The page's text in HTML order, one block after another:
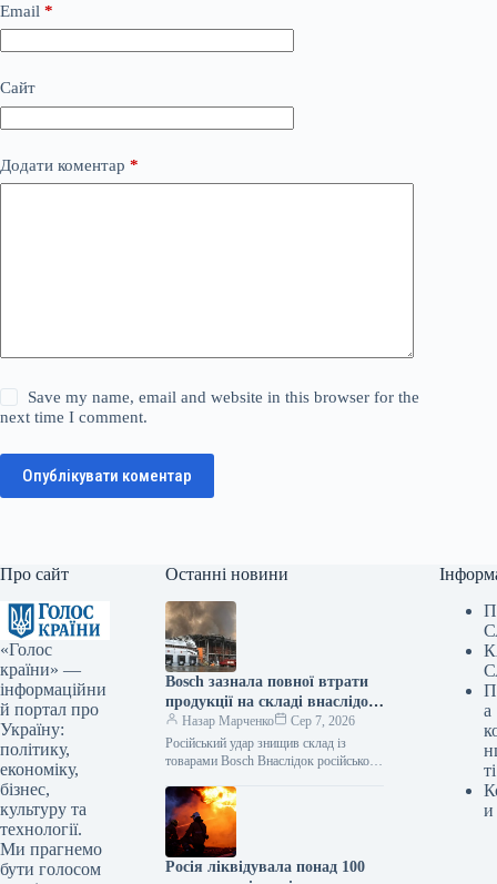
Email *
Сайт
Додати коментар *
Save my name, email and website in this browser for the
next time I comment.
Опублікувати коментар
Про сайт
«Голос
країни» —
інформаційни
й портал про
Україну:
політику,
економіку,
бізнес,
культуру та
технології.
Ми прагнемо
бути голосом
Останні новини
Bosch зазнала повної втрати
продукції на складі внаслідок
російського нападу
Назар Марченко
Сер 7, 2026
Російський удар знищив склад із
товарами Bosch Внаслідок російської
партнера Bosch, де зберігалася
продукція. Як повідомляє Delo.ua,
Росія ліквідувала понад 100
а
ті
и